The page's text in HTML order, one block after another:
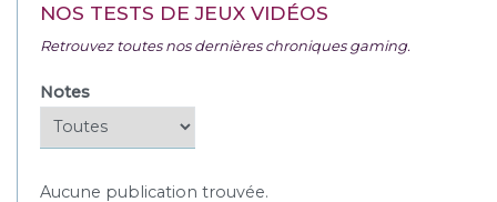
NOS TESTS DE JEUX VIDÉOS
Retrouvez toutes nos dernières chroniques gaming.
Notes
Aucune publication trouvée.